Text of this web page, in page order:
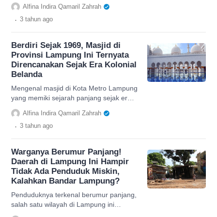
selera. Dijamin Bikin Nagih!
Alfina Indira Qamaril Zahrah
. 3 tahun ago
Berdiri Sejak 1969, Masjid di
Provinsi Lampung Ini Ternyata
Direncanakan Sejak Era Kolonial
Belanda
Mengenal masjid di Kota Metro Lampung
yang memiki sejarah panjang sejak era
kolonial Belanda, cek selengkapnya di
sini.
Alfina Indira Qamaril Zahrah
. 3 tahun ago
Warganya Berumur Panjang!
Daerah di Lampung Ini Hampir
Tidak Ada Penduduk Miskin,
Kalahkan Bandar Lampung?
Penduduknya terkenal berumur panjang,
salah satu wilayah di Lampung ini
memiliki jumlah penduduk yang sangat